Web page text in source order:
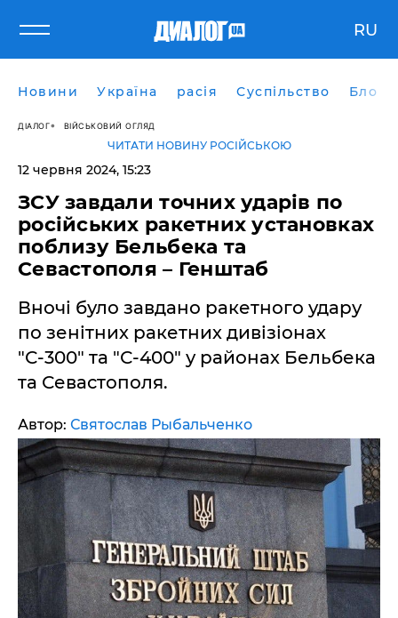
RU
Новини Україна расія Суспільство Блоги
ДІАЛОГ ВІЙСЬКОВИЙ ОГЛЯД
ЧИТАТИ НОВИНУ РОСІЙСЬКОЮ
12 червня 2024, 15:23
ЗСУ завдали точних ударів по
російських ракетних установках
поблизу Бельбека та
Севастополя – Генштаб
Вночі було завдано ракетного удару
по зенітних ракетних дивізіонах
"С-300" та "С-400" у районах Бельбека
та Севастополя.
Автор: Святослав Рыбальченко